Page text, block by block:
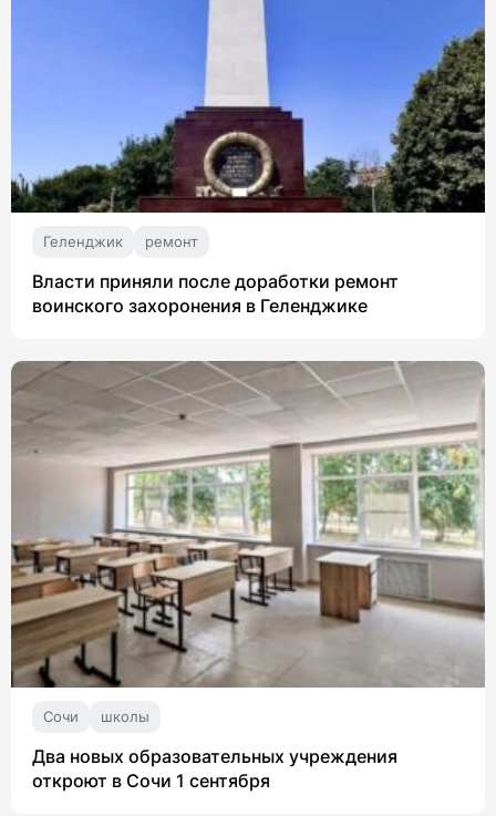
Геленджик ремонт
Власти приняли после доработки ремонт
воинского захоронения в Геленджике
Сочи школы
Два новых образовательных учреждения
откроют в Сочи 1 сентября